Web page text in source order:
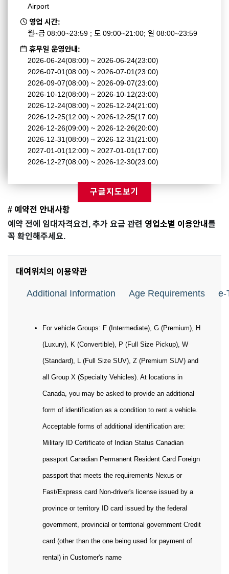
Airport
영업 시간:
월~금 08:00~23:59 ; 토 09:00~21:00; 일 08:00~23:59
휴무일 운영안내:
2026-06-24(08:00) ~ 2026-06-24(23:00)
2026-07-01(08:00) ~ 2026-07-01(23:00)
2026-09-07(08:00) ~ 2026-09-07(23:00)
2026-10-12(08:00) ~ 2026-10-12(23:00)
2026-12-24(08:00) ~ 2026-12-24(21:00)
2026-12-25(12:00) ~ 2026-12-25(17:00)
2026-12-26(09:00) ~ 2026-12-26(20:00)
2026-12-31(08:00) ~ 2026-12-31(21:00)
2027-01-01(12:00) ~ 2027-01-01(17:00)
2026-12-27(08:00) ~ 2026-12-30(23:00)
구글지도보기
# 예약전 안내사항
예약 전에 임대자격요건, 추가 요금 관련 영업소별 이용안내 를
꼭 확인해주세요.
대여위치의 이용약관
Additional Information Age Requirements e-
For vehicle Groups: F (Intermediate), G (Premium), H
(Luxury), K (Convertible), P (Full Size Pickup), W
(Standard), L (Full Size SUV), Z (Premium SUV) and
all Group X (Specialty Vehicles). At locations in
Canada, you may be asked to provide an additional
form of identification as a condition to rent a vehicle.
Acceptable forms of additional identification are:
Military ID Certificate of Indian Status Canadian
passport Canadian Permanent Resident Card Foreign
passport that meets the requirements Nexus or
Fast/Express card Non-driver's license issued by a
province or territory ID card issued by the federal
government, provincial or territorial government Credit
card (other than the one being used for payment of
rental) in Customer's name